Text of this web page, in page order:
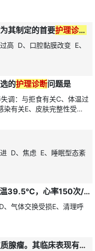
其制定的首要护理诊断
高 D、口腔黏膜改变 E、
的护理诊断问题是
调：与拒食有关C、体温过
染有关E、皮肤完整性受
D、焦虑 E、睡眠型态紊
患儿，5个月。发热、咳嗽2天。体温39.5℃，心率150次/分，呼吸35次/分。该患儿首选的
、气体交换受损E、清理呼
女性，30岁，被确诊患有肾上腺皮质腺瘤。其临床表现有向心性肥胖，皮肤菲薄，面部及背部出现痤疮，病人自觉乏力感明显，易激动，对形象的改变很难接受，不愿意见人。以下各项